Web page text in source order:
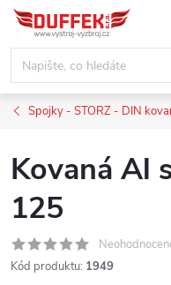
Přejít
obsah
Spojky - STORZ - DIN
Kovaná Al
125
Kód produktu: 1949